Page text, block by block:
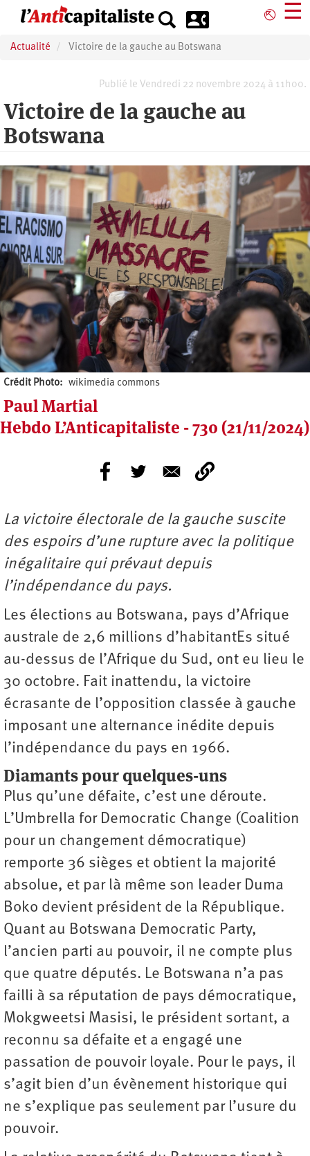
principal
⎋ ☰
Actualité Victoire de la gauche au Botswana
Publié le Vendredi 22 novembre 2024 à 11h00.
Victoire de la gauche au
Botswana
Crédit Photo wikimedia commons
Paul Martial
Hebdo L’Anticapitaliste - 730 (21/11/2024)
La victoire électorale de la gauche suscite
des espoirs d’une rupture avec la politique
inégalitaire qui prévaut depuis
l’indépendance du pays.
Les élections au Botswana, pays d’Afrique
australe de 2,6 millions d’habitantEs situé
au-dessus de l’Afrique du Sud, ont eu lieu le
30 octobre. Fait inattendu, la victoire
écrasante de l’opposition classée à gauche
imposant une alternance inédite depuis
l’indépendance du pays en 1966.
Diamants pour quelques-uns
Plus qu’une défaite, c’est une déroute.
L’Umbrella for Democratic Change (Coalition
pour un changement démocratique)
remporte 36 sièges et obtient la majorité
absolue, et par là même son leader Duma
Boko devient président de la République.
Quant au Botswana Democratic Party,
l’ancien parti au pouvoir, il ne compte plus
que quatre députés. Le Botswana n’a pas
failli à sa réputation de pays démocratique,
Mokgweetsi Masisi, le président sortant, a
reconnu sa défaite et a engagé une
passation de pouvoir loyale. Pour le pays, il
s’agit bien d’un évènement historique qui
ne s’explique pas seulement par l’usure du
pouvoir.